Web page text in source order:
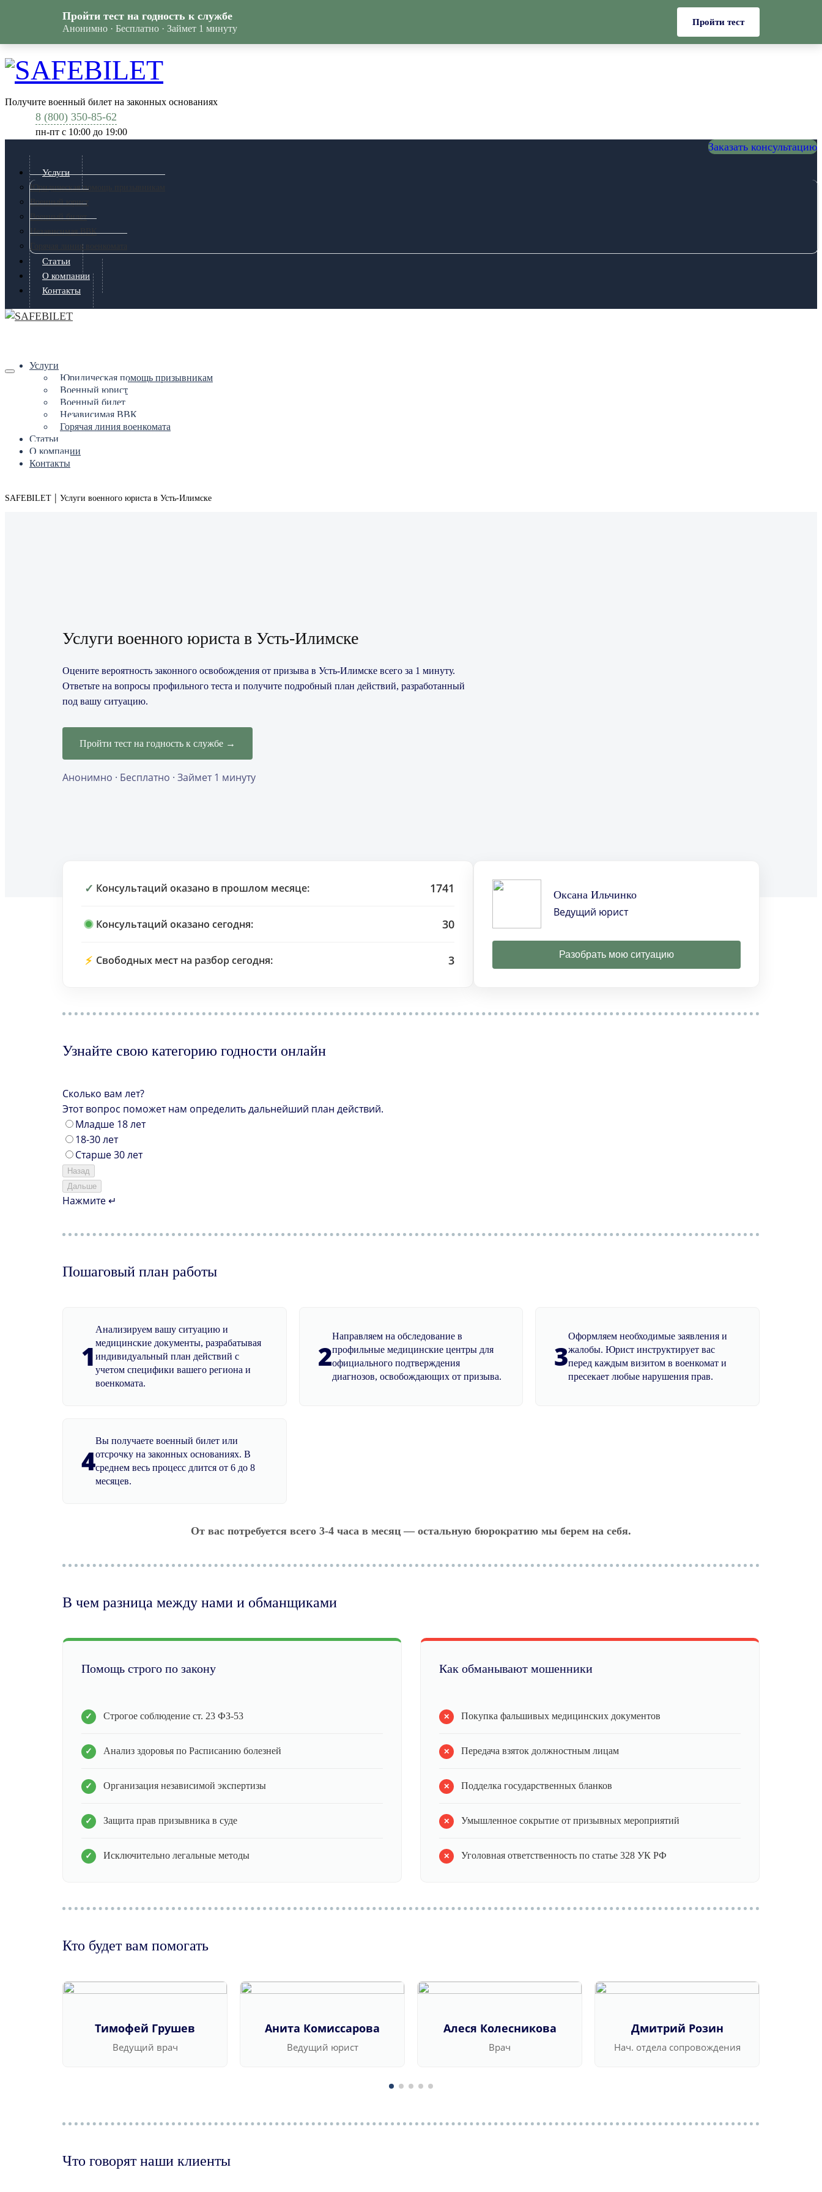
Получите военный билет на законных основаниях
8 (800) 350-85-62
пн-пт c 10:00 до 19:00
Заказать консультацию
Услуги
Юридическая помощь призывникам
Военный юрист
Военный билет
Независимая ВВК
Горячая линия военкомата
Статьи
О компании
Контакты
Услуги
Юридическая помощь призывникам
Военный юрист
Военный билет
Независимая ВВК
Горячая линия военкомата
Статьи
О компании
Контакты
SAFEBILET | Услуги военного юриста в Усть-Илимске
Услуги военного юриста в Усть-Илимске
Оцените вероятность законного освобождения от призыва в Усть-Илимске всего за 1 минуту.
Ответьте на вопросы профильного теста и получите подробный план действий, разработанный
под вашу ситуацию.
Пройти тест на годность к службе →
Анонимно · Бесплатно · Займет 1 минуту
✓ Консультаций оказано в прошлом месяце: 1741
Консультаций оказано сегодня: 30
⚡ Свободных мест на разбор сегодня: 3
Оксана Ильчинко
Ведущий юрист
Разобрать мою ситуацию
Узнайте свою категорию годности онлайн
Сколько вам лет?
Этот вопрос поможет нам определить дальнейший план действий.
Младше 18 лет
18-30 лет
Старше 30 лет
Назад
Дальше
Нажмите ↵
Пошаговый план работы
1
Анализируем вашу ситуацию и
медицинские документы, разрабатывая
индивидуальный план действий с
учетом специфики вашего региона и
военкомата.
2
Направляем на обследование в
профильные медицинские центры для
официального подтверждения
диагнозов, освобождающих от призыва.
3
Оформляем необходимые заявления и
жалобы. Юрист инструктирует вас
перед каждым визитом в военкомат и
пресекает любые нарушения прав.
4
Вы получаете военный билет или
отсрочку на законных основаниях. В
среднем весь процесс длится от 6 до 8
месяцев.
От вас потребуется всего 3-4 часа в месяц — остальную бюрократию мы берем на себя.
В чем разница между нами и обманщиками
Помощь строго по закону
Строгое соблюдение ст. 23 ФЗ-53
Анализ здоровья по Расписанию болезней
Организация независимой экспертизы
Защита прав призывника в суде
Исключительно легальные методы
Как обманывают мошенники
Покупка фальшивых медицинских документов
Передача взяток должностным лицам
Подделка государственных бланков
Умышленное сокрытие от призывных мероприятий
Уголовная ответственность по статье 328 УК РФ
Кто будет вам помогать
Тимофей Грушев
Ведущий врач
Анита Комиссарова
Ведущий юрист
Алеся Колесникова
Врач
Дмитрий Розин
Нач. отдела сопровождения
Что говорят наши клиенты
Пройти тест на годность к службе
Анонимно · Бесплатно · Займет 1 минуту
Пройти тест